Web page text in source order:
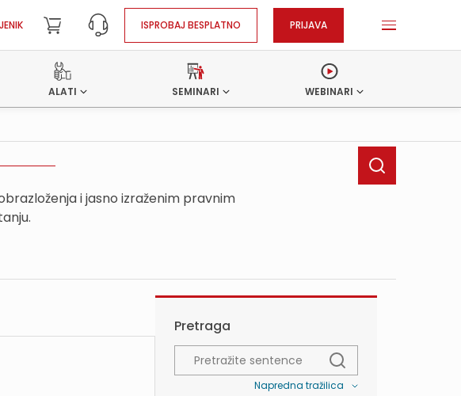
ISPROBAJ BESPLATNO PRIJAVA
ALATI SEMINARI WEBINARI
i jasno izraženim pravnim
Pretraga
Napredna tražilica